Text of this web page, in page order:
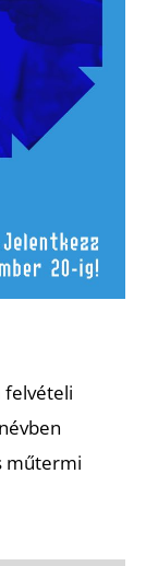
felvételi
műtermi